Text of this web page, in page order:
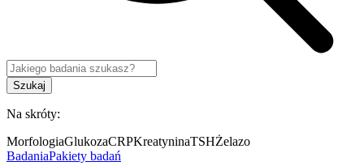
Szukaj
Na skróty:
MorfologiaGlukozaCRPKreatyninaTSHŻelazo
BadaniaPakiety badań